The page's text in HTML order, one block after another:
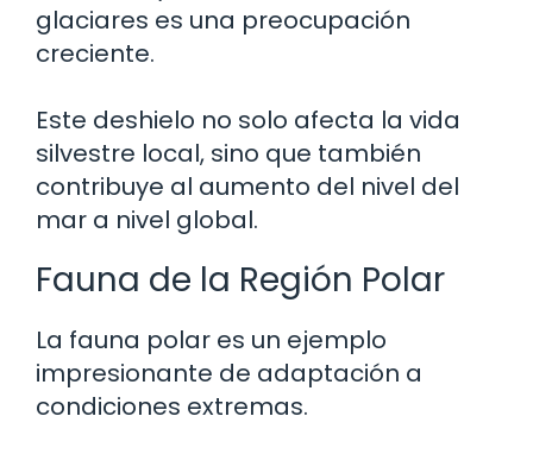
glaciares es una preocupación
creciente.
Este deshielo no solo afecta la vida
silvestre local, sino que también
contribuye al aumento del nivel del
mar a nivel global.
Fauna de la Región Polar
La fauna polar es un ejemplo
impresionante de adaptación a
condiciones extremas.